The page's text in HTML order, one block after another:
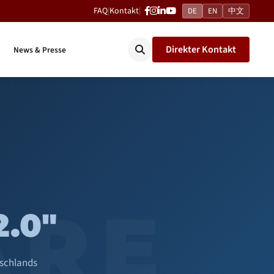
FAQ|Kontakt| DE EN 中文
News & Presse Direkter Kontakt